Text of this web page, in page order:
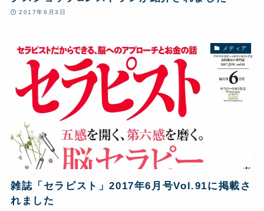
2017年6月3日
メディア
雑誌「セラピスト」2017年6月号Vol.91に掲載さ
れました